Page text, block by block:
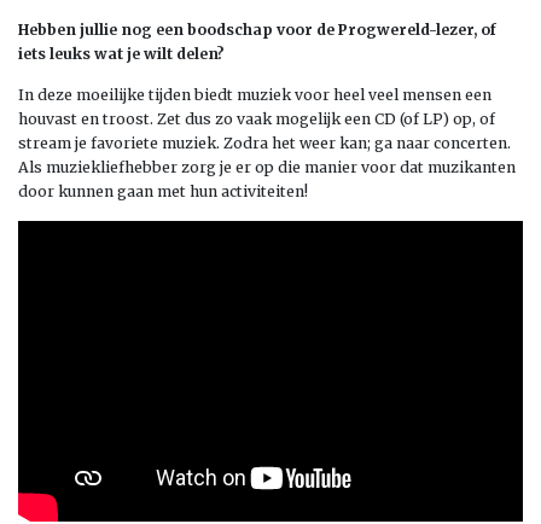
Hebben jullie nog een boodschap voor de Progwereld-lezer, of
iets leuks wat je wilt delen?
In deze moeilijke tijden biedt muziek voor heel veel mensen een
houvast en troost. Zet dus zo vaak mogelijk een CD (of LP) op, of
stream je favoriete muziek. Zodra het weer kan; ga naar concerten.
Als muziekliefhebber zorg je er op die manier voor dat muzikanten
door kunnen gaan met hun activiteiten!